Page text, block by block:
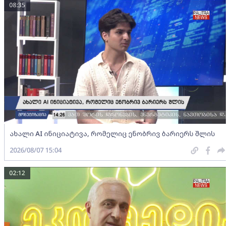
ახალი AI ინიციატივა, რომელიც ენობრივ ბარიერს შლის
08:35
2026/08/07 15:04
02:12